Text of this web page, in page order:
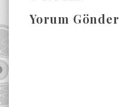
Yorum Gönder